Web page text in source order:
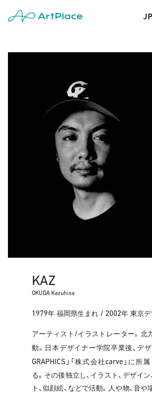
JP
KAZ
OKUDA Kazuhisa
1979年 福岡県生まれ / 2002年 東京
アーティスト /イラストレーター。北
動。日本デザイナー学院卒業後、デザ
GRAPHICS 」「株式会社carve 」に所
る。その後独立し、イラスト、デザイン
ト、似顔絵、などで活動。人や物、音